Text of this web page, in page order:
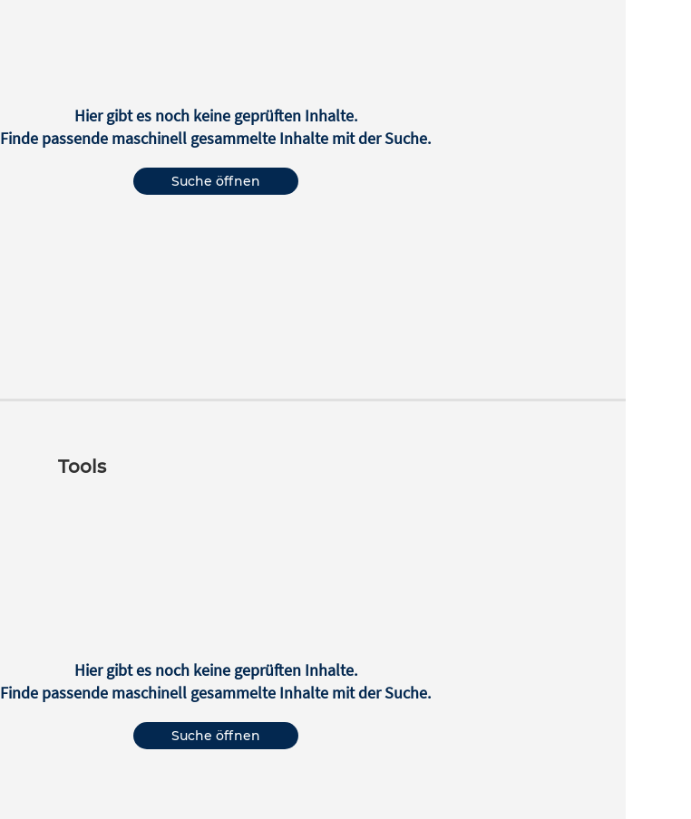
Hier gibt es noch keine geprüften Inhalte.
Finde passende maschinell gesammelte Inhalte mit der Suche.
Suche öffnen
Tools
Hier gibt es noch keine geprüften Inhalte.
Finde passende maschinell gesammelte Inhalte mit der Suche.
Suche öffnen